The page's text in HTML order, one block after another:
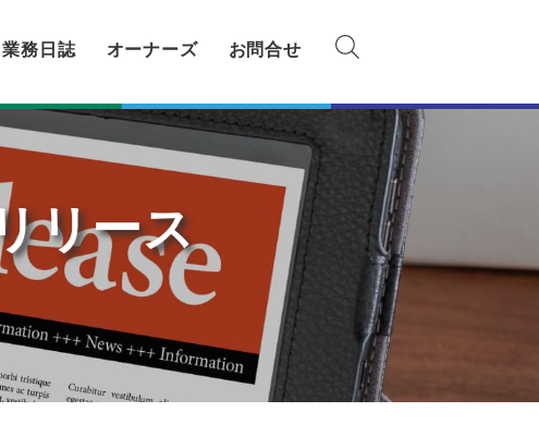
業務日誌 オーナーズ お問合せ
リース